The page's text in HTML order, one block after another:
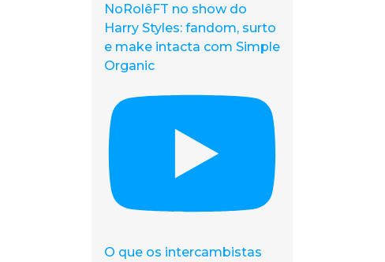
NoRolêFT no show do
Harry Styles: fandom, surto
e make intacta com Simple
Organic
O que os intercambistas